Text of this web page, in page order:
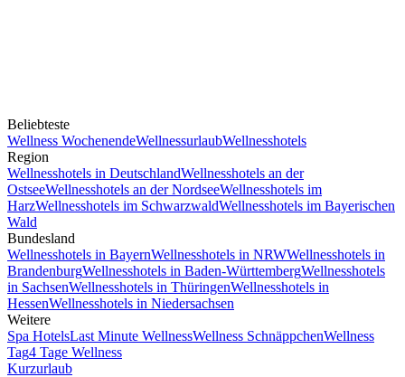
Beliebteste
Wellness WochenendeWellnessurlaubWellnesshotels
Region
Wellnesshotels in DeutschlandWellnesshotels an der
OstseeWellnesshotels an der NordseeWellnesshotels im
HarzWellnesshotels im SchwarzwaldWellnesshotels im Bayerischen
Wald
Bundesland
Wellnesshotels in BayernWellnesshotels in NRWWellnesshotels in
BrandenburgWellnesshotels in Baden-WürttembergWellnesshotels
in SachsenWellnesshotels in ThüringenWellnesshotels in
HessenWellnesshotels in Niedersachsen
Weitere
Spa HotelsLast Minute WellnessWellness SchnäppchenWellness
Tag4 Tage Wellness
Kurzurlaub